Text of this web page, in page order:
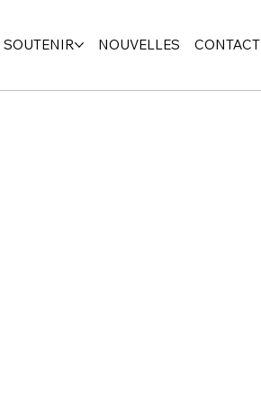
SOUTENIR NOUVELLES CONTACT